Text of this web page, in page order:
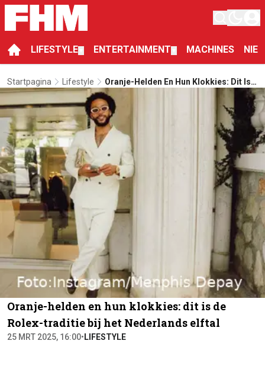
LIFESTYLE ENTERTAINMENT MACHINES
Startpagina Lifestyle
Oranje-Helden En Hun Klokkies: Dit Is
De Rolex-Traditie Bij Het Nederlands
Elftal
Oranje-helden en hun klokkies: dit is de
Rolex-traditie bij het Nederlands elftal
25 MRT 2025, 16:00• LIFESTYLE